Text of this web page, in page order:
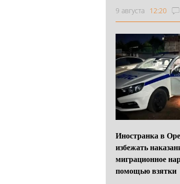
9 августа 12:20
Иностранка в
избежать
миграционное
помощью взятки